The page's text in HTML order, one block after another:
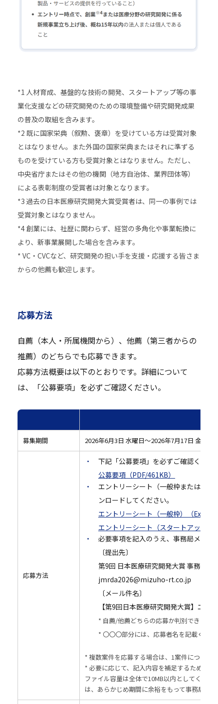
*1 人材育成、基盤的な技術の開発、スタートアップ等の事
業化支援などの研究開発のための環境整備や研究開発成果
の普及の取組を含みます。
*2 既に国家栄典（叙勲、褒章）を受けている方は受賞対象
とはなりません。また外国の国家栄典またはそれに準ずる
ものを受けている方も受賞対象とはなりません。ただし、
中央省庁またはその他の機関（地方自治体、業界団体等）
による表彰制度の受賞者は対象となります。
*3 過去の日本医療研究開発大賞受賞者は、同一の事例では
受賞対象とはなりません。
*4 創業には、社歴に関わらず、経営の多角化や事業転換に
より、新事業展開した場合を含みます。
* VC・CVCなど、研究開発の担い手を支援・応援する皆さま
からの他薦も歓迎します。
応募方法
自薦（本人・所属機関から）、他薦（第三者からの
推薦）のどちらでも応募できます。
応募方法概要は以下のとおりです。詳細について
は、「公募要項」を必ずご確認ください。
募集期間 2026年6月3日 水曜日～2026年7月17日 金曜日
応募方法
下記「公募要項」を必ずご確認くださ
公募要項（PDF/461KB）
エントリーシート（一般枠またはス
ンロードしてください。
エントリーシート（一般枠）（Excel/
エントリーシート（スタートアップ枠
必要事項を記入のうえ、事務局メール
〔提出先〕
第9回 日本医療研究開発大賞 事務局
jmrda2026@mizuho-rt.co.jp
〔メール件名〕
【第9回日本医療研究開発大賞】エン
* 自薦/他薦どちらの応募か判別できるよ
* 〇〇〇部分には、応募者名を記載くだ
* 複数案件を応募する場合は、1案件につき1
* 必要に応じて、記入内容を補足するための
ファイル容量は全体で10MB以内としてくだ
は、あらかじめ期間に余裕をもって事務局ま